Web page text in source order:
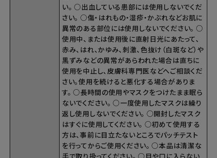
い。 ○出血している患部には使用しないでくだ
さい。 ○傷・はれもの・湿疹・かぶれなどお肌に
異常のある部位には使用しないでください。 ○
使用中、または使用後に直射日光にあたって、
赤み、はれ、かゆみ、刺激、色抜け（白斑など）や
黒ずみなどの異常があらわれた場合は直ちに
使用を中止し、皮膚科専門医などへご相談くだ
さい。使用を続けると悪化する場合がありま
す。 ○長時間の使用やマスクをつけたまま眠ら
ないでください。 ○一度使用したマスクは繰り
返し使用しないでください。 ○開封したマスク
はすぐに使用してください。 ○初めて使用する
方は、事前に目立たないところでパッチテスト
を行ってからご使用ください。 ○本品は清潔な
手で取り扱ってください。 ○目や口に入らない